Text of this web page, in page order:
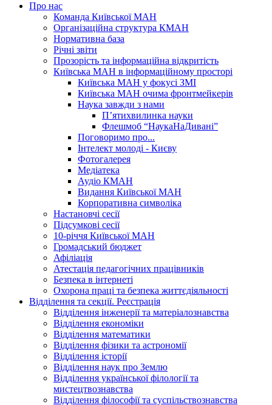
Про нас
Команда Київської МАН
Організаційна структура КМАН
Нормативна база
Річні звіти
Прозорість та інформаційна відкритість
Київська МАН в інформаційному просторі
Київська МАН у фокусі ЗМІ
Київська МАН очима фронтмейкерів
Наука завжди з нами
П’ятихвилинка науки
Флешмоб “НаукаНаДивані”
Поговоримо про...
Інтелект молоді - Києву
Фотогалерея
Медіатека
Аудіо КМАН
Видання Київської МАН
Корпоративна символіка
Настановчі сесії
Підсумкові сесії
10-річчя Київської МАН
Громадський бюджет
Афіліація
Атестація педагогічних працівників
Безпека в інтернеті
Охорона праці та безпека життєдіяльності
Відділення та секції. Реєстрація
Відділення інженерії та матеріалознавства
Відділення економіки
Відділення математики
Відділення фізики та астрономії
Відділення історії
Відділення наук про Землю
Відділення української філології та
мистецтвознавства
Відділення філософії та суспільствознавства